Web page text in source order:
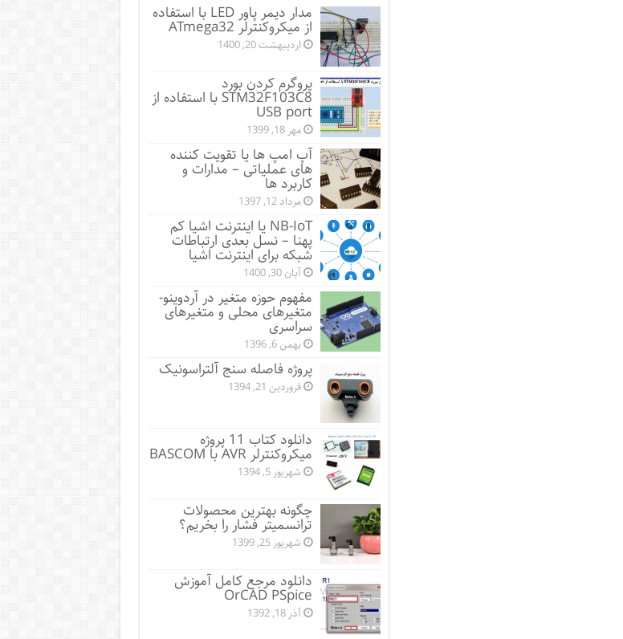
مدار دیمر پاور LED با استفاده
از میکروکنترلر ATmega32
اردیبهشت 20, 1400
پروگرم کردن بورد
STM32F103C8 با استفاده از
USB port
مهر 18, 1399
آپ امپ ها یا تقویت کننده
های عملیاتی – مدارات و
کاربرد ها
مرداد 12, 1397
NB-IoT یا اینترنت اشیا کم
پهنا – نسل بعدی ارتباطات
شبکه برای اینترنت اشیا
آبان 30, 1400
مفهوم حوزه متغیر در آردوینو-
متغیرهای محلی و متغیرهای
سراسری
بهمن 6, 1396
پروژه فاصله سنج آلتراسونیک
فروردین 21, 1394
دانلود کتاب 11 پروژه
میکروکنترلر AVR با BASCOM
شهریور 5, 1394
چگونه بهترین محصولات
ترانسمیتر فشار را بخریم؟
شهریور 25, 1399
دانلود مرجع کامل آموزش
OrCAD PSpice
آذر 18, 1392